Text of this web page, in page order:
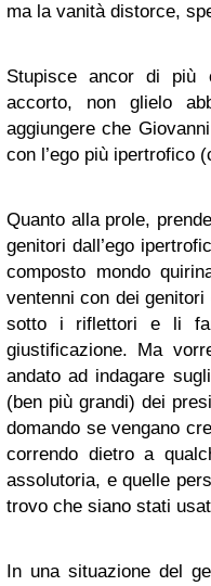
ma la vanità distorce,
Stupisce ancor di più
accorto, non glielo
aggiungere che
con l’ego più ipertrofico
Quanto alla prole,
genitori dall’ego
composto mondo
ventenni con dei
sotto i riflettori e li
giustificazione. Ma
andato ad indagare
(ben più grandi) dei
domando se vengano
correndo dietro a
assolutoria, e quelle
trovo che siano stati
In una situazione del